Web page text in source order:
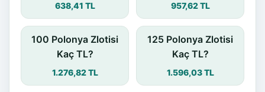
638,41 TL 957,62 TL
100 Polonya Zlotisi
Kaç TL?
1.276,82 TL
125 Polonya Zlotisi
Kaç TL?
1.596,03 TL